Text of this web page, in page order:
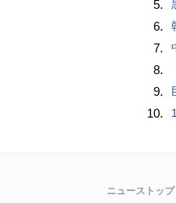
5.
6.
7.
8.
9.
10.
ニューストップ